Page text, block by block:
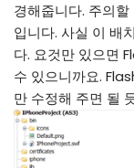
경해줍니다. 주의
입니다. 사실 이 배
다. 요것만 있으면
수 있으니까요.
만 수정해 주면 될